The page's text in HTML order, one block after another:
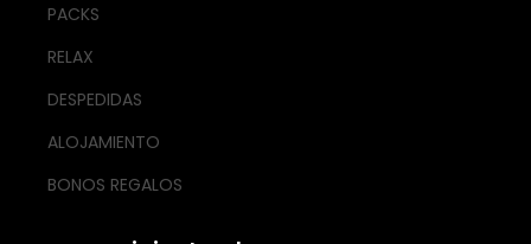
PACKS
RELAX
DESPEDIDAS
ALOJAMIENTO
BONOS REGALOS